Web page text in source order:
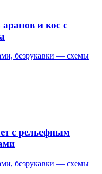
и кос с
безрукавки — схемы
с рельефным
безрукавки — схемы